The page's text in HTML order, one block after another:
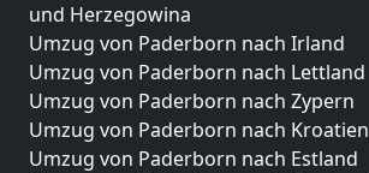
und Herzegowina
Umzug von Paderborn nach Irland
Umzug von Paderborn nach Lettland
Umzug von Paderborn nach Zypern
Umzug von Paderborn nach Kroatien
Umzug von Paderborn nach Estland